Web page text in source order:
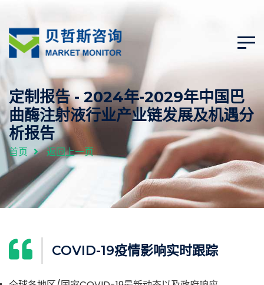
定制报告 - 2024年-2029年中国巴
曲酶注射液行业产业链发展及机遇分
析报告
首页 返回上一页
COVID-19疫情影响实时跟踪